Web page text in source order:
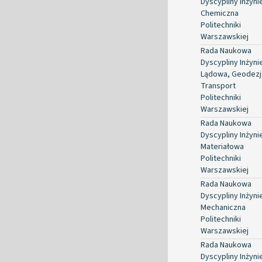
Chemiczna
Politechniki
Warszawskiej
Rada Naukowa
Dyscypliny
Lądowa,
Transport
Politechniki
Warszawskiej
Rada Naukowa
Dyscypliny
Materiałowa
Politechniki
Warszawskiej
Rada Naukowa
Dyscypliny
Mechaniczna
Politechniki
Warszawskiej
Rada Naukowa
Dyscypliny